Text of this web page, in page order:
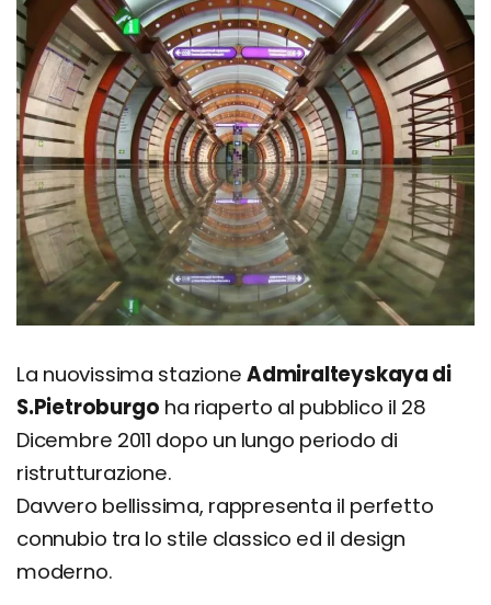
La nuovissima stazione Admiralteyskaya di
S.Pietroburgo ha riaperto al pubblico il 28
Dicembre 2011 dopo un lungo periodo di
ristrutturazione.
Davvero bellissima, rappresenta il perfetto
connubio tra lo stile classico ed il design
moderno.